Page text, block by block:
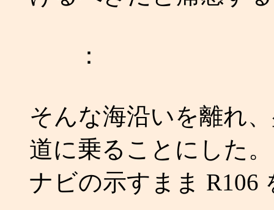
：
そんな海沿いを離れ
道に乗ることにした。
ナビの示すまま R106